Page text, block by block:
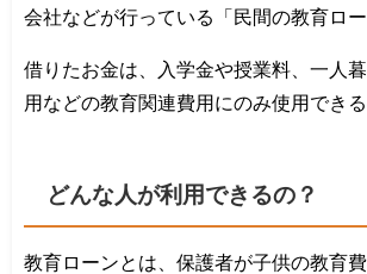
会社などが行っている「民間の教育ロー
借りたお金は、入学金や授業料、一人
用などの教育関連費用にのみ使用できる
どんな人が利用できるの？
教育ローンとは、保護者が子供の教育